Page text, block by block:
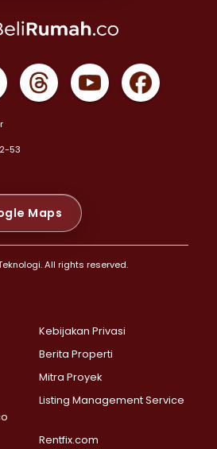
Pusat >
>
Baru >
>
>
Abang >
>
>
Hilir >
Selatan >
>
Selatan >
Labu >
Agung >
>
Pinang >
53
Maps
All rights reserved.
Kebijakan Privasi
Berita Properti
Mitra Proyek
Listing Management Service
Rentfix.com